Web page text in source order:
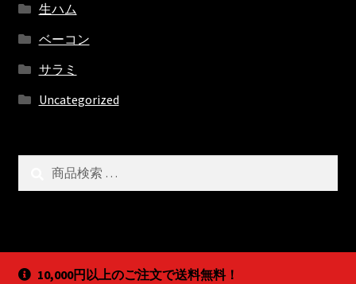
10,000円以上のご注文で送料無料！
生ハム
ベーコン
サラミ
Uncategorized